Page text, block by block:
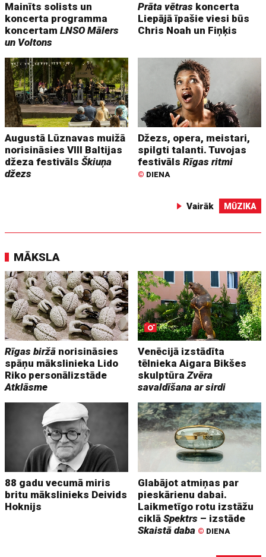
Mainīts solists un
koncerta programma
koncertamLNSO Mālers
un Voltons
Prāta vētras koncerta
Liepājā īpašie viesi būs
Chris Noah un Fiņķis
Augustā Lūznavas muižā
norisināsies VIII Baltijas
džeza festivālsŠkiuņa
džezs
Džezs, opera, meistari,
spilgti talanti. Tuvojas
festivālsRīgas ritmi
© DIENA
Vairāk MŪZIKA
MĀKSLA
Rīgas biržā norisināsies
spāņu mākslinieka Lido
Riko personālizstāde
Atklāsme
Venēcijā izstādīta
tēlnieka Aigara Bikšes
skulptūraZvēra
savaldīšana ar sirdi
88 gadu vecumā miris
britu mākslinieks Deivids
Hoknijs
Glabājot atmiņas par
pieskārienu dabai.
Laikmetīgo rotu izstāžu
ciklāSpektrs – izstāde
Skaistā daba © DIENA